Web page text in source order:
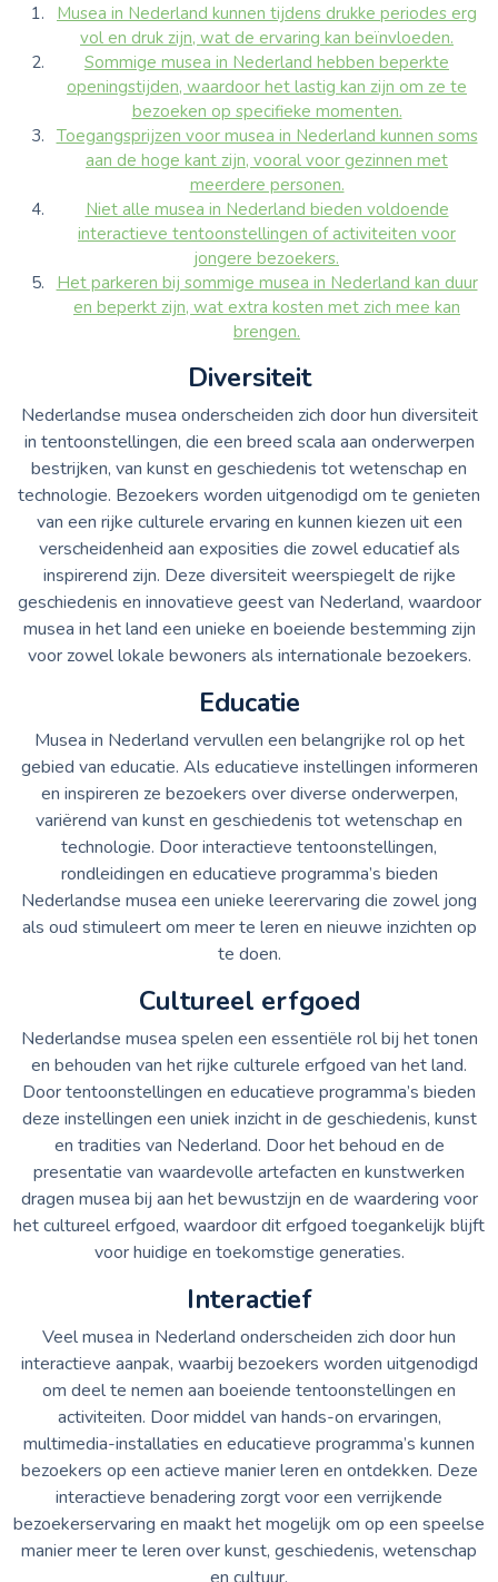
Musea in Nederland kunnen tijdens drukke periodes erg
vol en druk zijn, wat de ervaring kan beïnvloeden.
Sommige musea in Nederland hebben beperkte
openingstijden, waardoor het lastig kan zijn om ze te
bezoeken op specifieke momenten.
Toegangsprijzen voor musea in Nederland kunnen soms
aan de hoge kant zijn, vooral voor gezinnen met
meerdere personen.
Niet alle musea in Nederland bieden voldoende
interactieve tentoonstellingen of activiteiten voor
jongere bezoekers.
Het parkeren bij sommige musea in Nederland kan duur
en beperkt zijn, wat extra kosten met zich mee kan
brengen.
Diversiteit
Nederlandse musea onderscheiden zich door hun diversiteit
in tentoonstellingen, die een breed scala aan onderwerpen
bestrijken, van kunst en geschiedenis tot wetenschap en
technologie. Bezoekers worden uitgenodigd om te genieten
van een rijke culturele ervaring en kunnen kiezen uit een
verscheidenheid aan exposities die zowel educatief als
inspirerend zijn. Deze diversiteit weerspiegelt de rijke
geschiedenis en innovatieve geest van Nederland, waardoor
musea in het land een unieke en boeiende bestemming zijn
voor zowel lokale bewoners als internationale bezoekers.
Educatie
Musea in Nederland vervullen een belangrijke rol op het
gebied van educatie. Als educatieve instellingen informeren
en inspireren ze bezoekers over diverse onderwerpen,
variërend van kunst en geschiedenis tot wetenschap en
technologie. Door interactieve tentoonstellingen,
rondleidingen en educatieve programma’s bieden
Nederlandse musea een unieke leerervaring die zowel jong
als oud stimuleert om meer te leren en nieuwe inzichten op
te doen.
Cultureel erfgoed
Nederlandse musea spelen een essentiële rol bij het tonen
en behouden van het rijke culturele erfgoed van het land.
Door tentoonstellingen en educatieve programma’s bieden
deze instellingen een uniek inzicht in de geschiedenis, kunst
en tradities van Nederland. Door het behoud en de
presentatie van waardevolle artefacten en kunstwerken
dragen musea bij aan het bewustzijn en de waardering voor
het cultureel erfgoed, waardoor dit erfgoed toegankelijk blijft
voor huidige en toekomstige generaties.
Interactief
Veel musea in Nederland onderscheiden zich door hun
interactieve aanpak, waarbij bezoekers worden uitgenodigd
om deel te nemen aan boeiende tentoonstellingen en
activiteiten. Door middel van hands-on ervaringen,
multimedia-installaties en educatieve programma’s kunnen
bezoekers op een actieve manier leren en ontdekken. Deze
interactieve benadering zorgt voor een verrijkende
bezoekerservaring en maakt het mogelijk om op een speelse
manier meer te leren over kunst, geschiedenis, wetenschap